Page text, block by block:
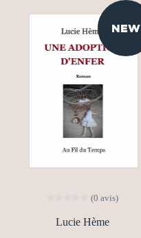
NEW
(0 avis)
Lucie Hème